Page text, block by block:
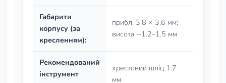
Габарити
корпусу (за
кресленням):
прибл. 3.8 × 3.6 мм;
висота ~1.2–1.5 мм
Рекомендований
інструмент
хрестовий шліц 1.7
мм